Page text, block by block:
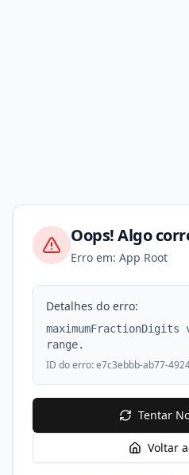
Oops! Algo
Erro em: App Root
Detalhes do erro:
range.
ID do erro:e7c3ebbb-ab77-
Tentar
Voltar